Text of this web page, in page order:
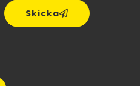
Skicka